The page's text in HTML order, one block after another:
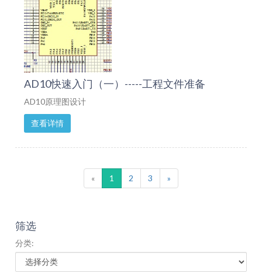
AD10快速入门（一）-----工程文件准备
AD10原理图设计
查看详情
« 1 2 3 »
筛选
分类: